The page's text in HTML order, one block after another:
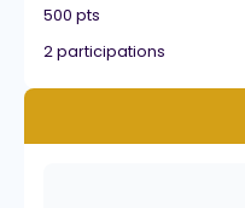
500 pts
2 participations